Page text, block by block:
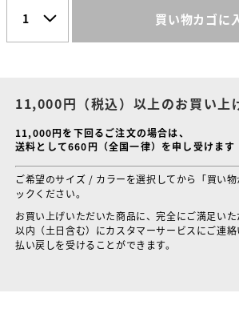
買い物カゴに
11,000円（税込）以上のお買い上
11,000円を下回るご注文の場合は、
送料として660円（全国一律）を申し受けます
ご希望のサイズ / カラーを選択してから「買い
ックください。
お買い上げいただいた商品に、完全にご満足い
以内（土日含む）にカスタマーサービスにご連
払い戻しを受けることができます。